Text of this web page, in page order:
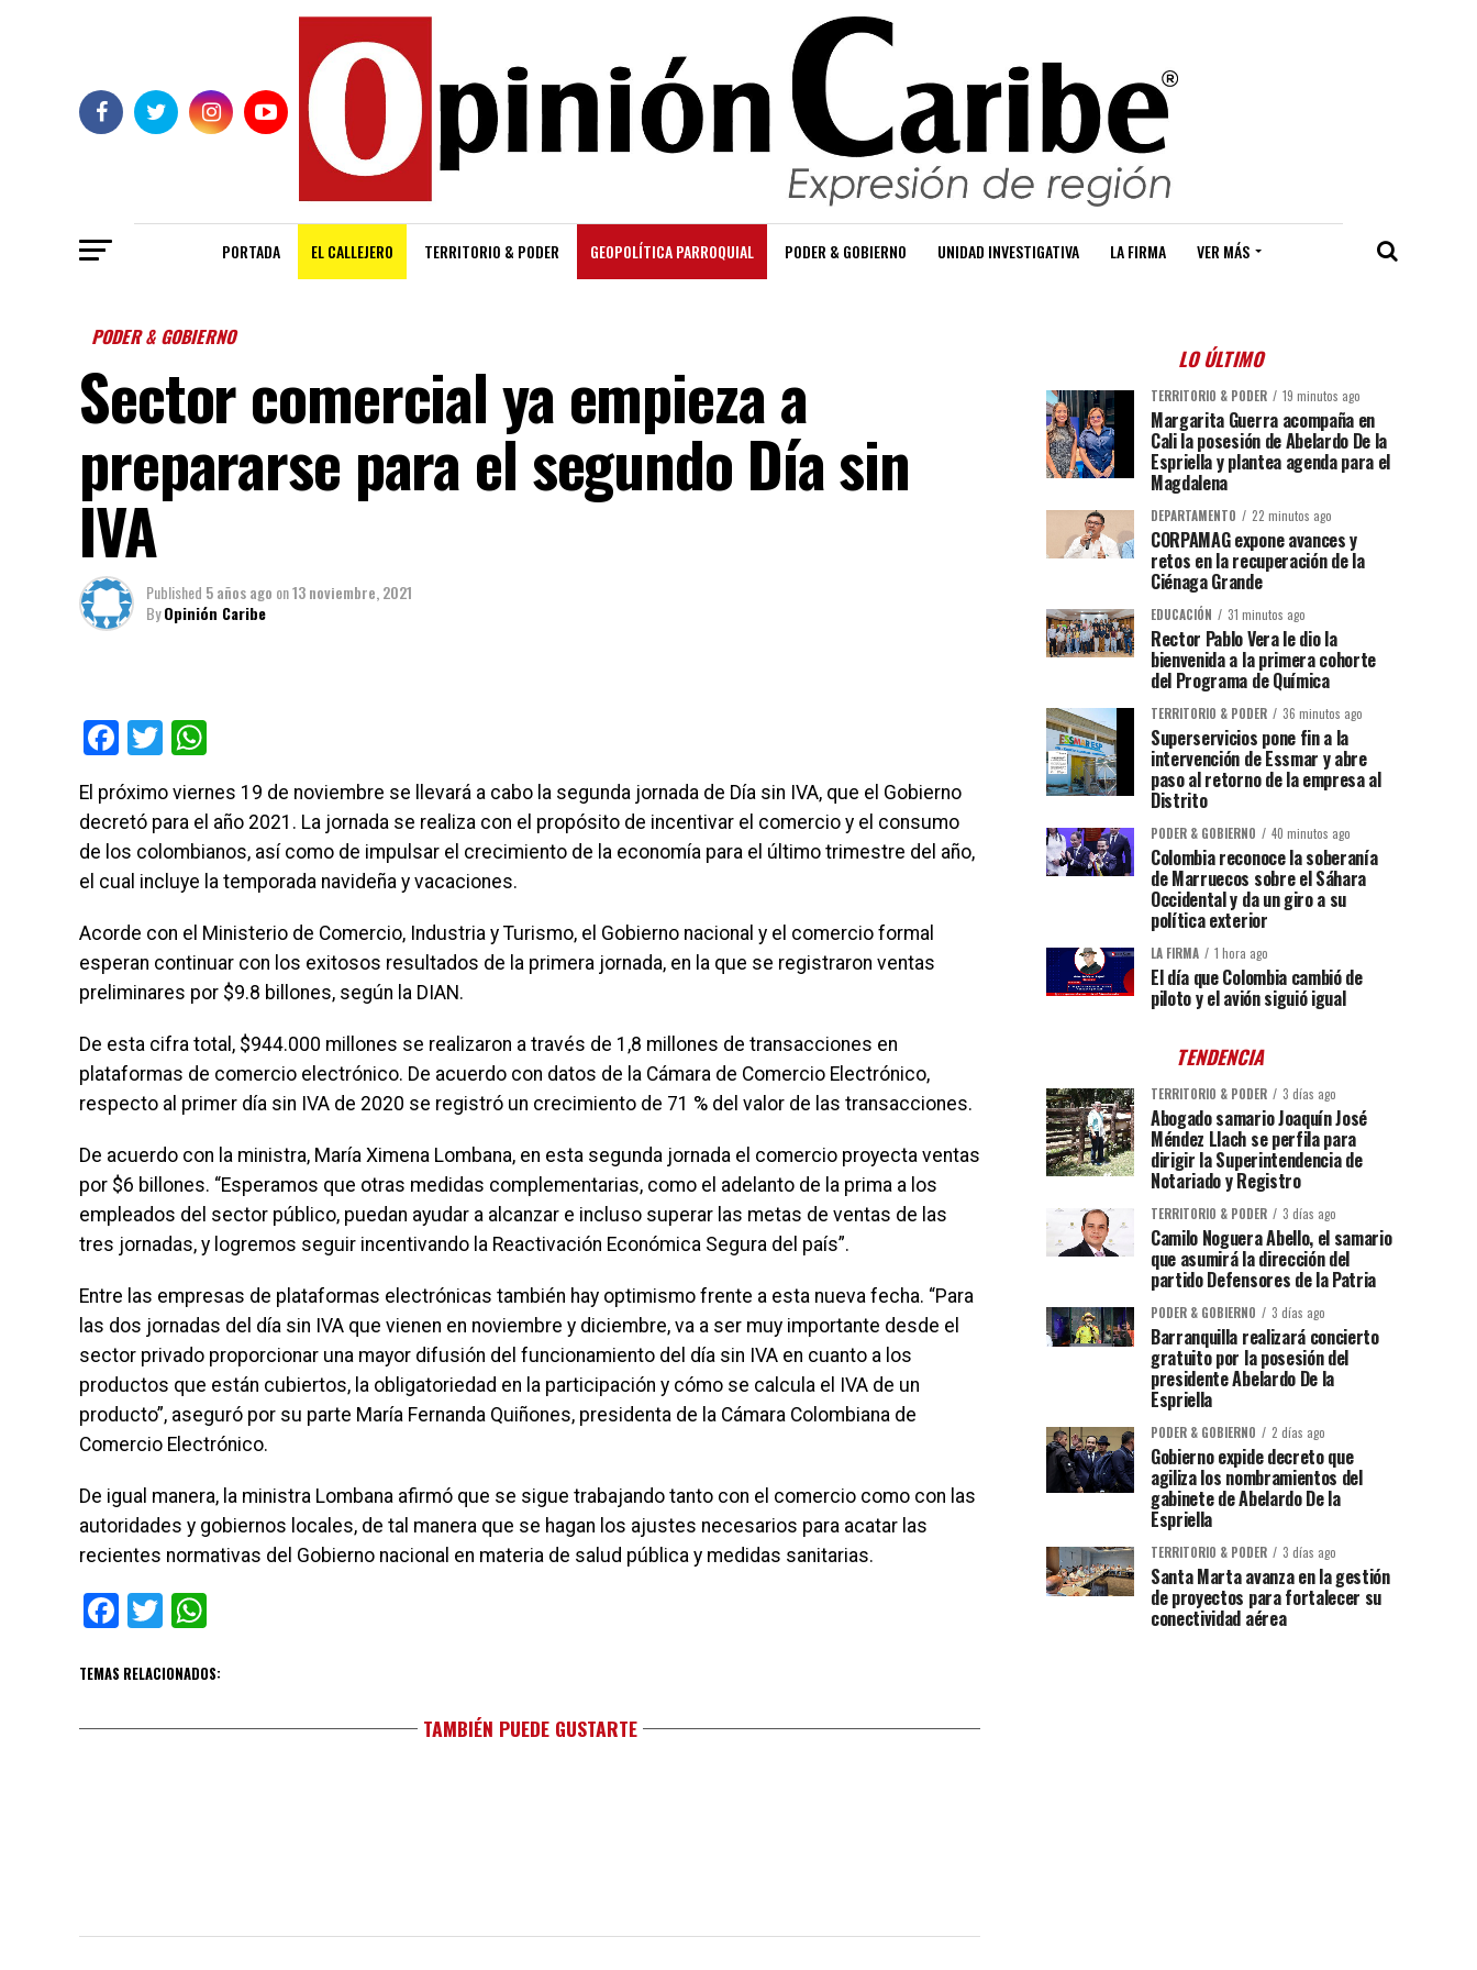
PORTADA EL CALLEJERO TERRITORIO & PODER GEOPOLÍTICA PARROQUIAL PODER & GOBIERNO UNIDAD INVESTIGATIVA LA FIRMA VER MÁS
PODER & GOBIERNO
Sector comercial ya empieza a
prepararse para el segundo Día sin
IVA
Published 5 años ago on13 noviembre, 2021
ByOpinión Caribe
Facebook
Twitter
El próximo viernes 19 de noviembre se llevará a cabo la segunda jornada de Día sin IVA, que el Gobierno
decretó para el año 2021. La jornada se realiza con el propósito de incentivar el comercio y el consumo
de los colombianos, así como de impulsar el crecimiento de la economía para el último trimestre del año,
el cual incluye la temporada navideña y vacaciones.
Acorde con el Ministerio de Comercio, Industria y Turismo, el Gobierno nacional y el comercio formal
esperan continuar con los exitosos resultados de la primera jornada, en la que se registraron ventas
preliminares por $9.8 billones, según la DIAN.
De esta cifra total, $944.000 millones se realizaron a través de 1,8 millones de transacciones en
plataformas de comercio electrónico. De acuerdo con datos de la Cámara de Comercio Electrónico,
respecto al primer día sin IVA de 2020 se registró un crecimiento de 71 % del valor de las transacciones.
De acuerdo con la ministra, María Ximena Lombana, en esta segunda jornada el comercio proyecta ventas
por $6 billones. “Esperamos que otras medidas complementarias, como el adelanto de la prima a los
empleados del sector público, puedan ayudar a alcanzar e incluso superar las metas de ventas de las
tres jornadas, y logremos seguir incentivando la Reactivación Económica Segura del país”.
Entre las empresas de plataformas electrónicas también hay optimismo frente a esta nueva fecha. “Para
las dos jornadas del día sin IVA que vienen en noviembre y diciembre, va a ser muy importante desde el
sector privado proporcionar una mayor difusión del funcionamiento del día sin IVA en cuanto a los
productos que están cubiertos, la obligatoriedad en la participación y cómo se calcula el IVA de un
producto”, aseguró por su parte María Fernanda Quiñones, presidenta de la Cámara Colombiana de
Comercio Electrónico.
De igual manera, la ministra Lombana afirmó que se sigue trabajando tanto con el comercio como con las
autoridades y gobiernos locales, de tal manera que se hagan los ajustes necesarios para acatar las
recientes normativas del Gobierno nacional en materia de salud pública y medidas sanitarias.
Facebook
Twitter
TEMAS RELACIONADOS:
TAMBIÉN PUEDE GUSTARTE
LO ÚLTIMO
TERRITORIO & PODER 19 minutos ago
Margarita Guerra acompaña en
Cali la posesión de Abelardo De la
Espriella y plantea agenda para el
Magdalena
DEPARTAMENTO 22 minutos ago
CORPAMAG expone avances y
retos en la recuperación de la
Ciénaga Grande
EDUCACIÓN 31 minutos ago
Rector Pablo Vera le dio la
bienvenida a la primera cohorte
del Programa de Química
TERRITORIO & PODER 36 minutos ago
Superservicios pone fin a la
intervención de Essmar y abre
paso al retorno de la empresa al
Distrito
PODER & GOBIERNO 40 minutos ago
Colombia reconoce la soberanía
de Marruecos sobre el Sáhara
Occidental y da un giro a su
política exterior
LA FIRMA 1 hora ago
El día que Colombia cambió de
piloto y el avión siguió igual
TENDENCIA
TERRITORIO & PODER 3 días ago
Abogado samario Joaquín José
Méndez Llach se perfila para
dirigir la Superintendencia de
Notariado y Registro
TERRITORIO & PODER 3 días ago
Camilo Noguera Abello, el samario
que asumirá la dirección del
partido Defensores de la Patria
PODER & GOBIERNO 3 días ago
Barranquilla realizará concierto
gratuito por la posesión del
presidente Abelardo De la
Espriella
PODER & GOBIERNO 2 días ago
Gobierno expide decreto que
agiliza los nombramientos del
gabinete de Abelardo De la
Espriella
TERRITORIO & PODER 3 días ago
Santa Marta avanza en la gestión
de proyectos para fortalecer su
conectividad aérea